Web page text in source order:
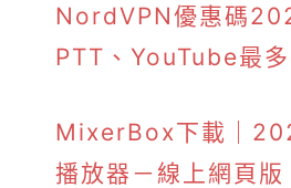
NordVPN優惠碼
PTT、YouTube最多
MixerBox下載｜
播放器－線上網頁版